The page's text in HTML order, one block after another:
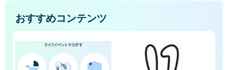
おすすめコンテンツ